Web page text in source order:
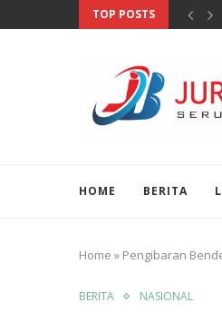
TOP POSTS
HOME BERITA
Home » Pengibaran
BERITA NASIONAL